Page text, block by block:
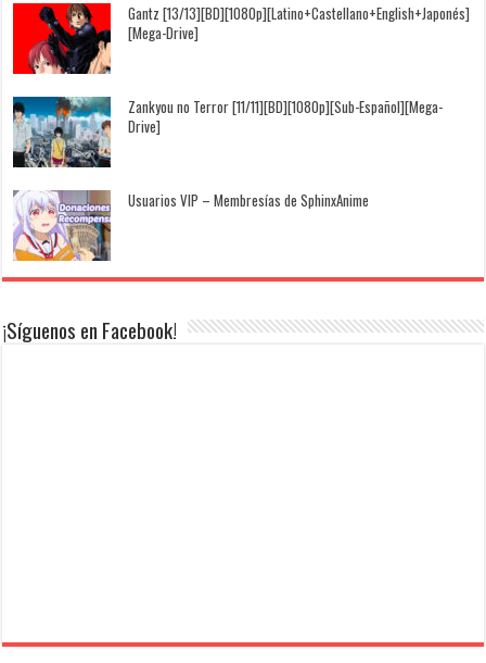
Gantz [13/13][BD][1080p][Latino+Castellano+English+Japonés]
[Mega-Drive]
Zankyou no Terror [11/11][BD][1080p][Sub-Español][Mega-
Drive]
Usuarios VIP – Membresías de SphinxAnime
¡Síguenos en Facebook!